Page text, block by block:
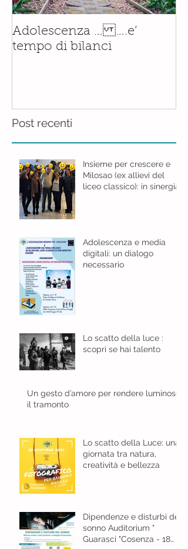
Adolescenza … ….e’
tempo di bilanci
Post recenti
Insieme per crescere e
Milosao (ex allievi del
liceo classico): in sinergia
Adolescenza e media
digitali: un dialogo
necessario
Lo scatto della luce :
scopri se hai talento
Un gesto d’amore per rendere luminoso
il tramonto
Lo scatto della Luce: una
giornata tra natura,
creatività e bellezza
Dipendenze e disturbi del
sonno Auditorium "
Guarasci "Cosenza - 18